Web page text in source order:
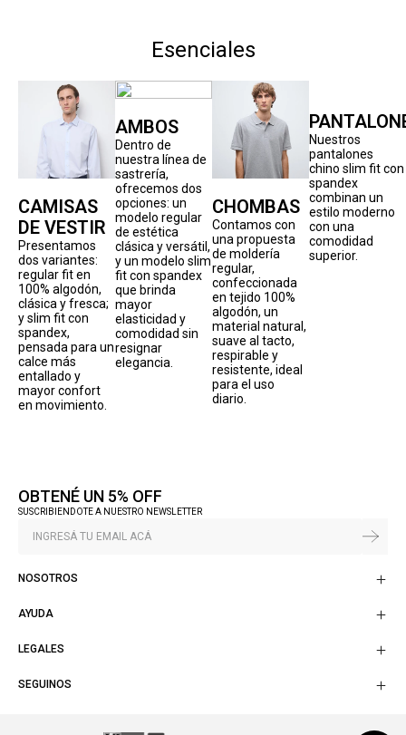
Esenciales
CAMISAS
DE VESTIR
Presentamos
dos variantes:
regular fit en
100% algodón,
clásica y fresca;
y slim fit con
spandex,
pensada para un
calce más
entallado y
mayor confort
en movimiento.
AMBOS
Dentro de
nuestra línea de
sastrería,
ofrecemos dos
opciones: un
modelo regular
de estética
clásica y versátil,
y un modelo slim
fit con spandex
que brinda
mayor
elasticidad y
comodidad sin
resignar
elegancia.
CHOMBAS
Contamos con
una propuesta
de moldería
regular,
confeccionada
en tejido 100%
algodón, un
material natural,
suave al tacto,
respirable y
resistente, ideal
para el uso
diario.
Nuestros
pantalones
chino slim fit con
spandex
combinan un
estilo moderno
con una
comodidad
superior.
OBTENÉ UN 5% OFF
SUSCRIBIENDOTE A NUESTRO NEWSLETTER
NOSOTROS
AYUDA
LEGALES
SEGUINOS